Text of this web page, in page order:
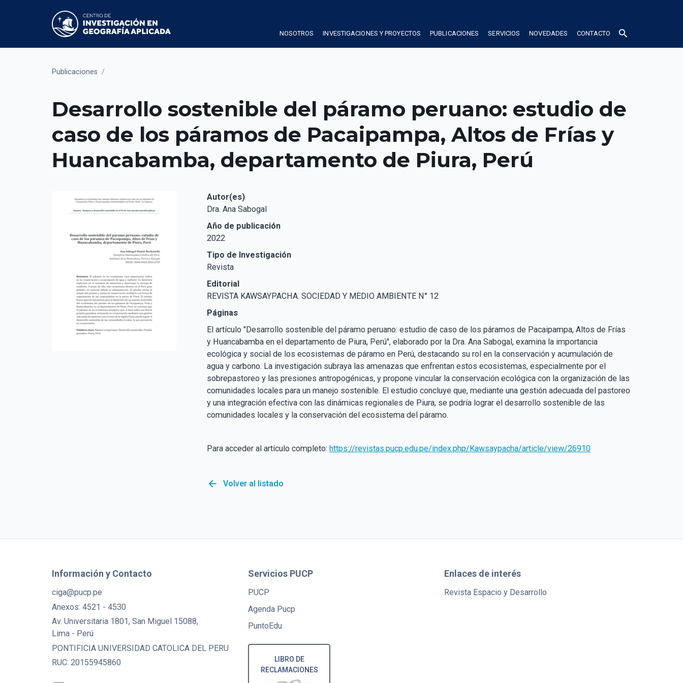
NOSOTROS INVESTIGACIONES Y PROYECTOS PUBLICACIONES SERVICIOS NOVEDADES CONTACTO search
Publicaciones /
Desarrollo sostenible del páramo peruano: estudio de
caso de los páramos de Pacaipampa, Altos de Frías y
Huancabamba, departamento de Piura, Perú
Autor(es)
Dra. Ana Sabogal
Año de publicación
2022
Tipo de Investigación
Revista
Editorial
REVISTA KAWSAYPACHA. SOCIEDAD Y MEDIO AMBIENTE N° 12
Páginas
El artículo "Desarrollo sostenible del páramo peruano: estudio de caso de los páramos de Pacaipampa, Altos de Frías
y Huancabamba en el departamento de Piura, Perú", elaborado por la Dra. Ana Sabogal, examina la importancia
ecológica y social de los ecosistemas de páramo en Perú, destacando su rol en la conservación y acumulación de
agua y carbono. La investigación subraya las amenazas que enfrentan estos ecosistemas, especialmente por el
sobrepastoreo y las presiones antropogénicas, y propone vincular la conservación ecológica con la organización de las
comunidades locales para un manejo sostenible. El estudio concluye que, mediante una gestión adecuada del pastoreo
y una integración efectiva con las dinámicas regionales de Piura, se podría lograr el desarrollo sostenible de las
comunidades locales y la conservación del ecosistema del páramo.
Para acceder al artículo completo: https://revistas.pucp.edu.pe/index.php/Kawsaypacha/article/view/26910
arrow_back Volver al listado
Información y Contacto
ciga@pucp.pe
Anexos: 4521 - 4530
Av. Universitaria 1801, San Miguel 15088,
Lima - Perú
PONTIFICIA UNIVERSIDAD CATOLICA DEL PERU
RUC: 20155945860
Servicios PUCP
PUCP
Agenda Pucp
PuntoEdu
LIBRO DE
RECLAMACIONES
Enlaces de interés
Revista Espacio y Desarrollo